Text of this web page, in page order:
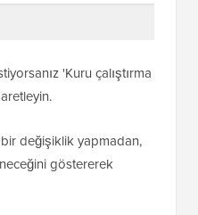
'Kuru çalıştırma
değişiklik yapmadan,
göstererek